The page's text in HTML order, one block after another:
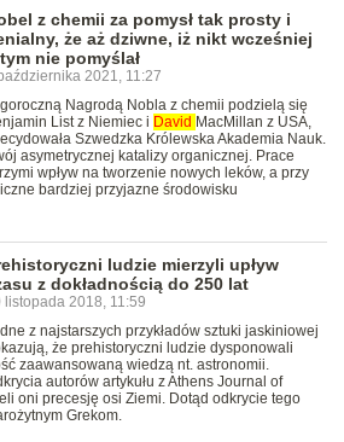
z chemii za pomysł tak prosty i
że aż dziwne, iż nikt wcześniej
nie pomyślał
2021, 11:27
Nagrodą Nobla z chemii podzielą się
List z Niemiec i David MacMillan z USA,
Szwedzka Królewska Akademia Nauk.
asymetrycznej katalizy organicznej. Prace
wpływ na tworzenie nowych leków, a przy
bardziej przyjazne środowisku
ludzie mierzyli upływ
z dokładnością do 250 lat
listopada 2018, 11:59
z najstarszych przykładów sztuki jaskiniowej
że prehistoryczni ludzie dysponowali
zaawansowaną wiedzą nt. astronomii.
autorów artykułu z Athens Journal of
oni precesję osi Ziemi. Dotąd odkrycie tego
Grekom.